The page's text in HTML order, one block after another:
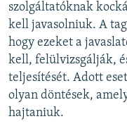
szolgáltatóknak
kell javasolniuk. A
hogy ezeket a
kell, felülvizsgálják,
teljesítését. Adott
olyan döntések,
hajtaniuk.